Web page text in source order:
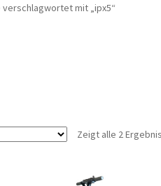
mit „ipx5“
Zeigt alle 2